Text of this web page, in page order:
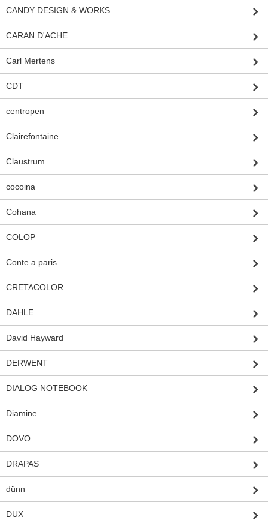
CANDY DESIGN & WORKS
CARAN D'ACHE
Carl Mertens
CDT
centropen
Clairefontaine
Claustrum
cocoina
Cohana
COLOP
Conte a paris
CRETACOLOR
DAHLE
David Hayward
DERWENT
DIALOG NOTEBOOK
Diamine
DOVO
DRAPAS
dünn
DUX